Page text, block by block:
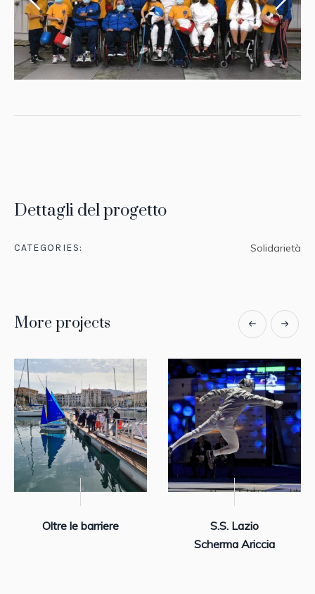
Dettagli del progetto
CATEGORIES: Solidarietà
More projects
Oltre le barriere
S.S. Lazio
Scherma Ariccia